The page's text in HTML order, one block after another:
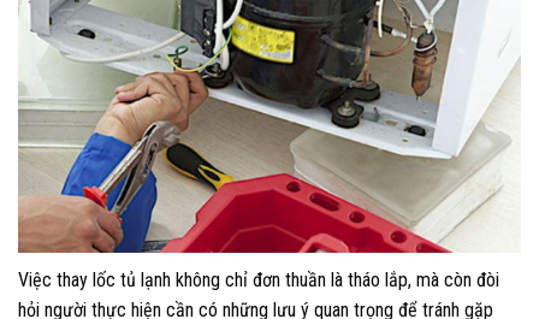
Việc thay lốc tủ lạnh không chỉ đơn thuần là tháo lắp, mà còn đòi
hỏi người thực hiện cần có những lưu ý quan trọng để tránh gặp